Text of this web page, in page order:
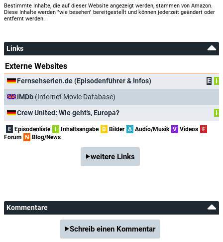
Bestimmte Inhalte, die auf dieser Website angezeigt werden, stammen von Amazon.
Diese Inhalte werden "wie besehen" bereitgestellt und können jederzeit geändert oder
entfernt werden.
Links
Externe Websites
Fernsehserien.de (Episodenführer & Infos) E
I
IMDb (Internet Movie Database)
Crew United: Wie geht's, Europa?
I
E Episodenliste I Inhaltsangabe B Bilder A Audio/Musik V Videos F
Forum N Blog/News
weitere Links
Kommentare
Schreib einen Kommentar